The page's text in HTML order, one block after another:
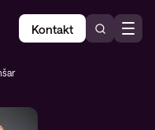
Kontakt